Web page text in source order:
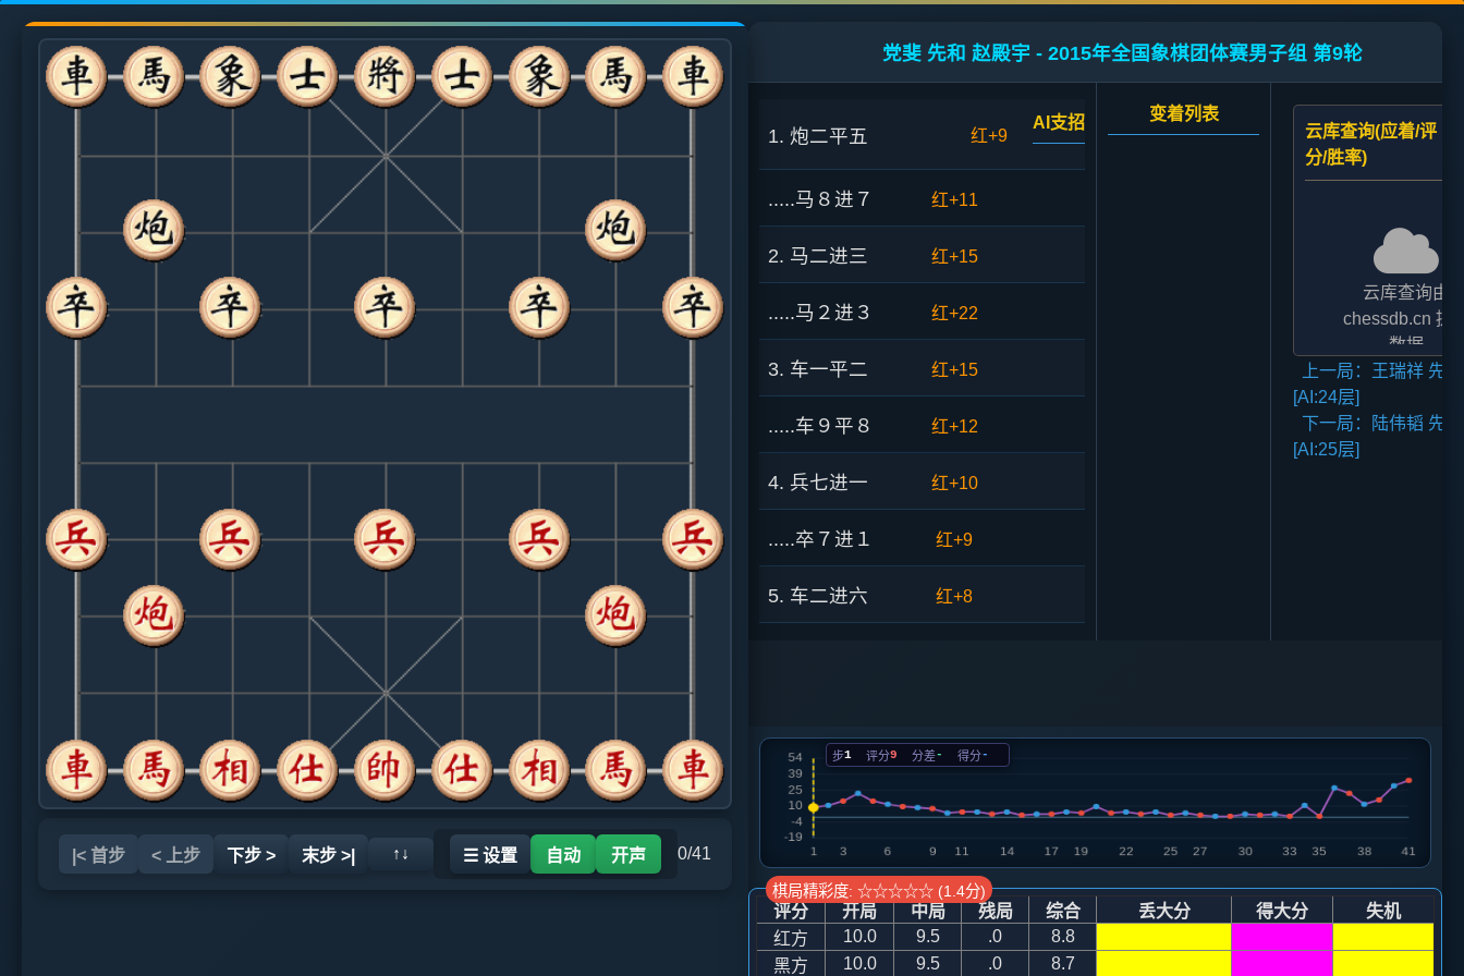
|< 首步 < 上步 下步 > 末步 >| ↑↓ ☰ 设置 自动 开声 0/41
党斐 先和 赵殿宇 - 2015年全国象棋团体赛男子组 第9轮
1. 炮二平五 红+9
AI支招
.....马８进７ 红+11
2. 马二进三 红+15
.....马２进３ 红+22
3. 车一平二 红+15
.....车９平８ 红+12
4. 兵七进一 红+10
.....卒７进１ 红+9
5. 车二进六 红+8
.....砲９退１ 红+5
7. 马八进七 红+3
.....士４进５ 红+5
8. 马七进六 红+2 炮八平九
变着列表
云库查询(应着/评
分/胜率)
云库查询由
chessdb.cn 提
数据
AI支招,云库应
二者的评分表
法相差2至3倍,
上一局：王瑞祥 先
[AI:24层]
下一局：陆伟韬 先
[AI:25层]
步1 评分9 分差- 得分-
棋局精彩度: ☆☆☆☆☆ (1.4分)
评分 开局 中局 残局 综合 丢大分 得大分
失机
红方
10.0 9.5 .0
8.8
黑方
10.0 9.5 .0 8.7